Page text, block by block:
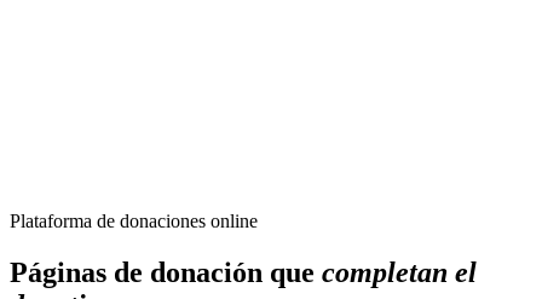
Plataforma de donaciones online
Páginas de donación que completan el